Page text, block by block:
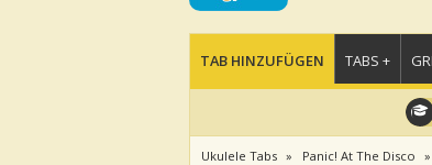
TAB HINZUFÜGEN TABS +
Ukulele Tabs Panic! At The Disco